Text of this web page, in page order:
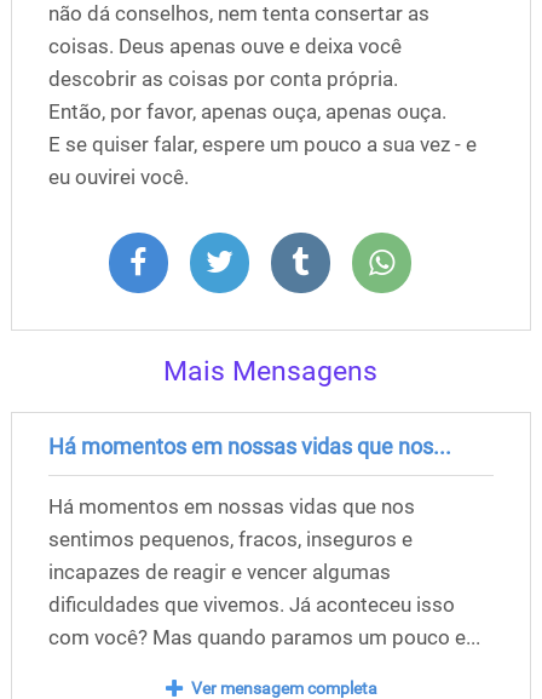
não dá conselhos, nem tenta consertar as
coisas. Deus apenas ouve e deixa você
descobrir as coisas por conta própria.
Então, por favor, apenas ouça, apenas ouça.
E se quiser falar, espere um pouco a sua vez - e
eu ouvirei você.
Mais Mensagens
Há momentos em nossas vidas que nos...
Há momentos em nossas vidas que nos
sentimos pequenos, fracos, inseguros e
incapazes de reagir e vencer algumas
dificuldades que vivemos. Já aconteceu isso
com você? Mas quando paramos um pouco e...
Ver mensagem completa